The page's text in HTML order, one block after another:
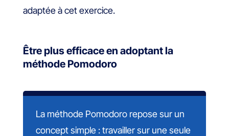
adaptée à cet exercice.
Être plus efficace en adoptant la
méthode Pomodoro
La méthode Pomodoro repose sur un
concept simple : travailler sur une seule